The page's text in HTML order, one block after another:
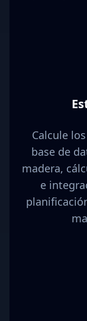
Calcule
base de
madera,
e